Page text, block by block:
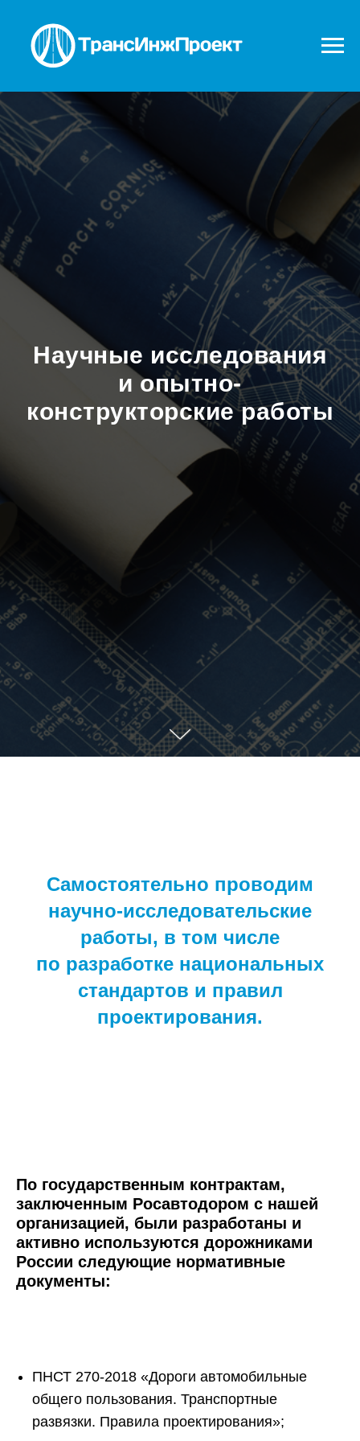
Научные исследования
и опытно-
конструкторские работы
Самостоятельно проводим
научно-исследовательские
работы, в том числе
по разработке национальных
стандартов и правил
проектирования.
По государственным контрактам,
заключенным Росавтодором с нашей
организацией, были разработаны и
активно используются дорожниками
России следующие нормативные
документы:
ПНСТ 270-2018 «Дороги автомобильные
общего пользования. Транспортные
развязки. Правила проектирования»;